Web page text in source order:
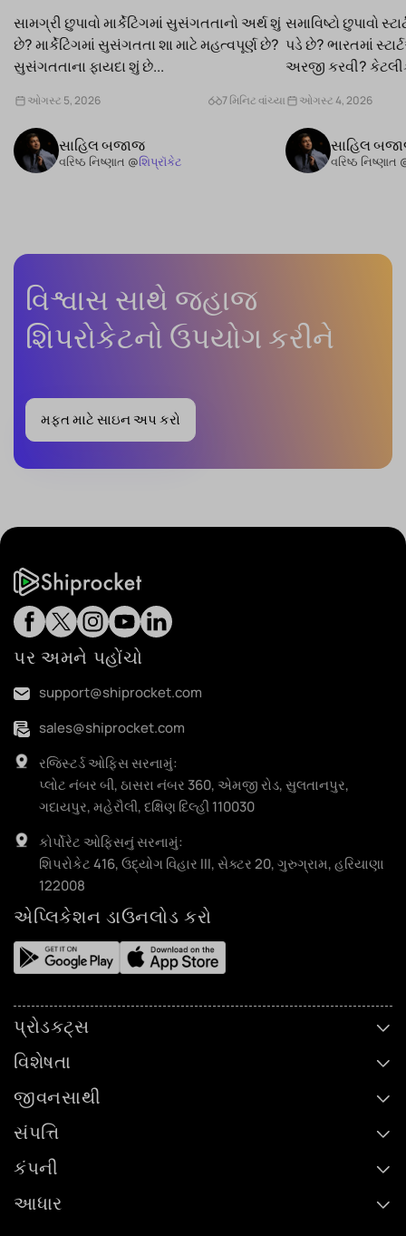
પ્રથાઓ
સામગ્રી છુપાવો માર્કેટિંગમાં સુસંગતતાનો અર્થ શું
છે? માર્કેટિંગમાં સુસંગતતા શા માટે મહત્વપૂર્ણ છે?
સુસંગતતાના ફાયદા શું છે...
ઓગસ્ટ 5, 2026 7 મિનિટ વાંચ્યા
સાહિલ બજાજ
વરિષ્ઠ નિષ્ણાત @શિપ્રૉકેટ
(૨૦૨૬)
સમાવિષ્ટો છુપાવો
પડે છે? ભારતમાં
અરજી કરવી?
ઓગસ્ટ 4, 2026
સાહિલ
વરિષ્ઠ નિષ્ણાત
વિશ્વાસ સાથે જહાજ
શિપરોકેટનો ઉપયોગ કરીને
મફત માટે સાઇન અપ કરો
પર અમને પહોંચો
support@shiprocket.com
sales@shiprocket.com
રજિસ્ટર્ડ ઓફિસ સરનામું:
પ્લોટ નંબર બી, ઠાસરા નંબર 360, એમજી રોડ, સુલતાનપુર,
ગદાયપુર, મહેરૌલી, દક્ષિણ દિલ્હી 110030
કોર્પોરેટ ઓફિસનું સરનામું:
શિપરોકેટ 416, ઉદ્યોગ વિહાર III, સેક્ટર 20, ગુરુગ્રામ, હરિયાણા
122008
એપ્લિકેશન ડાઉનલોડ કરો
પ્રોડક્ટ્સ
વિશેષતા
જીવનસાથી
સંપત્તિ
કંપની
આધાર